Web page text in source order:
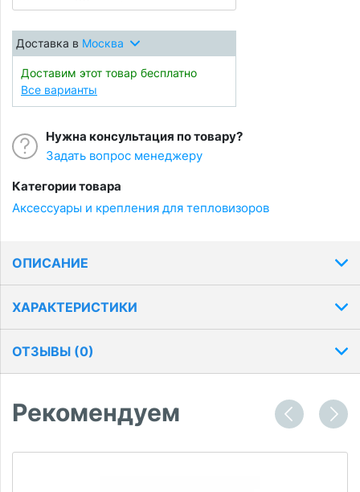
Доставка в Москва
Доставим этот товар бесплатно
Все варианты
Нужна консультация по товару?
Задать вопрос менеджеру
Категории товара
Аксессуары и крепления для тепловизоров
ОПИСАНИЕ
ХАРАКТЕРИСТИКИ
ОТЗЫВЫ (0)
Рекомендуем